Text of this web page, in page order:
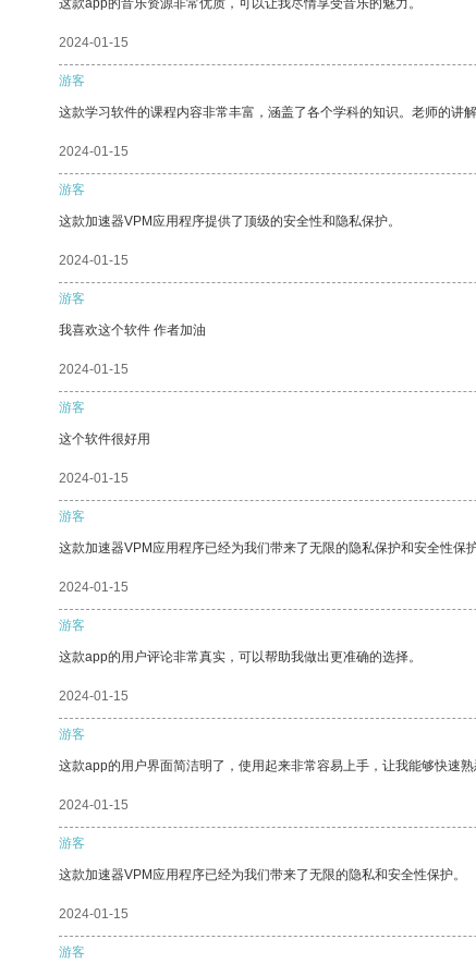
这款app的音乐资源非常优质，可以让我尽情享受音乐的魅力。
2024-01-15
游客
这款学习软件的课程内容非常丰富，涵盖了各个学科的知识。老师的讲
2024-01-15
游客
这款加速器VPM应用程序提供了顶级的安全性和隐私保护。
2024-01-15
游客
我喜欢这个软件 作者加油
2024-01-15
游客
这个软件很好用
2024-01-15
游客
这款加速器VPM应用程序已经为我们带来了无限的隐私保护和安全性保护
2024-01-15
游客
这款app的用户评论非常真实，可以帮助我做出更准确的选择。
2024-01-15
游客
这款app的用户界面简洁明了，使用起来非常容易上手，让我能够快速
2024-01-15
游客
这款加速器VPM应用程序已经为我们带来了无限的隐私和安全性保护。
2024-01-15
游客